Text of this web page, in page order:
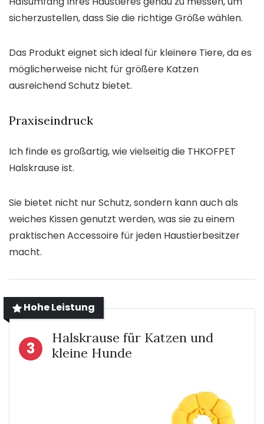
sicherzustellen, dass Sie die richtige Größe wählen.
Das Produkt eignet sich ideal für kleinere Tiere, da es
möglicherweise nicht für größere Katzen
ausreichend Schutz bietet.
Praxiseindruck
Ich finde es großartig, wie vielseitig die THKOFPET
Halskrause ist.
Sie bietet nicht nur Schutz, sondern kann auch als
weiches Kissen genutzt werden, was sie zu einem
praktischen Accessoire für jeden Haustierbesitzer
macht.
Hohe Leistung
3
Halskrause für Katzen und
kleine Hunde